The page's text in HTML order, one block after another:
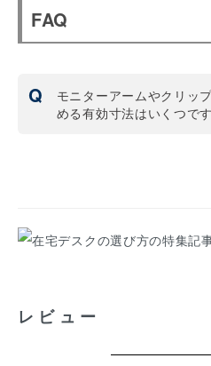
FAQ
Q
モニターアームやクリッ
める有効寸法はいくつで
奥行きが750mm(75cm
り起きた故障や不具合に
レビュー